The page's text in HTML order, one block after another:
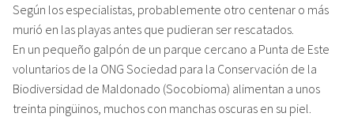
Según los especialistas, probablemente otro centenar o más
murió en las playas antes que pudieran ser rescatados.
En un pequeño galpón de un parque cercano a Punta de Este
voluntarios de la ONG Sociedad para la Conservación de la
Biodiversidad de Maldonado (Socobioma) alimentan a unos
treinta pingüinos, muchos con manchas oscuras en su piel.